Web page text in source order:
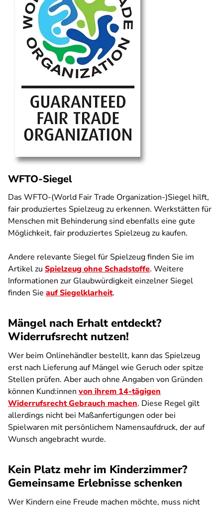
WFTO-Siegel
Das WFTO-(World Fair Trade Organization-)Siegel hilft,
fair produziertes Spielzeug zu erkennen. Werkstätten für
Menschen mit Behinderung sind ebenfalls eine gute
Möglichkeit, fair produziertes Spielzeug zu kaufen.
Andere relevante Siegel für Spielzeug finden Sie im
Artikel zu Spielzeug ohne Schadstoffe. Weitere
Informationen zur Glaubwürdigkeit einzelner Siegel
finden Sie auf Siegelklarheit.
Mängel nach Erhalt entdeckt?
Widerrufsrecht nutzen!
Wer beim Onlinehändler bestellt, kann das Spielzeug
erst nach Lieferung auf Mängel wie Geruch oder spitze
Stellen prüfen. Aber auch ohne Angaben von Gründen
können Kund:innen von ihrem 14-tägigen
Widerrufsrecht Gebrauch machen. Diese Regel gilt
allerdings nicht bei Maßanfertigungen oder bei
Spielwaren mit persönlichem Namensaufdruck, der auf
Wunsch angebracht wurde.
Kein Platz mehr im Kinderzimmer?
Gemeinsame Erlebnisse schenken
Wer Kindern eine Freude machen möchte, muss nicht